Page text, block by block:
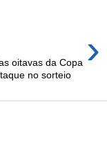
›
oitavas da Copa
no sorteio